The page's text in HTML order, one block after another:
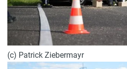
(c) Patrick Ziebermayr